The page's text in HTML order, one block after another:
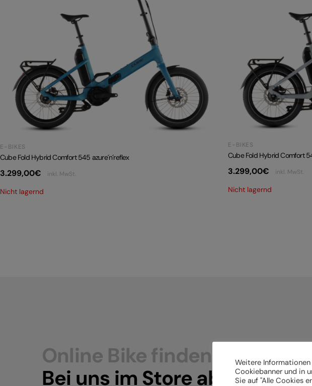
E-BIKES
Cube Fold Hybrid Comfort 545 azure´n´reflex
3.299,00€ inkl. MwSt.
Nicht lagernd
E-BIKES
Cube Fold Hybrid Comfort
3.299,00€ inkl. MwSt.
Nicht lagernd
Online Bike finden.
Bei uns im Store abholen.
Weitere
Cookiebanner und in
Sie auf "Alle Cookies